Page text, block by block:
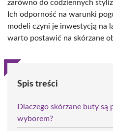
zarówno do codziennych
Ich odporność na warunki
modeli czyni je inwestycją na
warto postawić na skórzane
Spis treści
Dlaczego skórzane buty są
wyborem?